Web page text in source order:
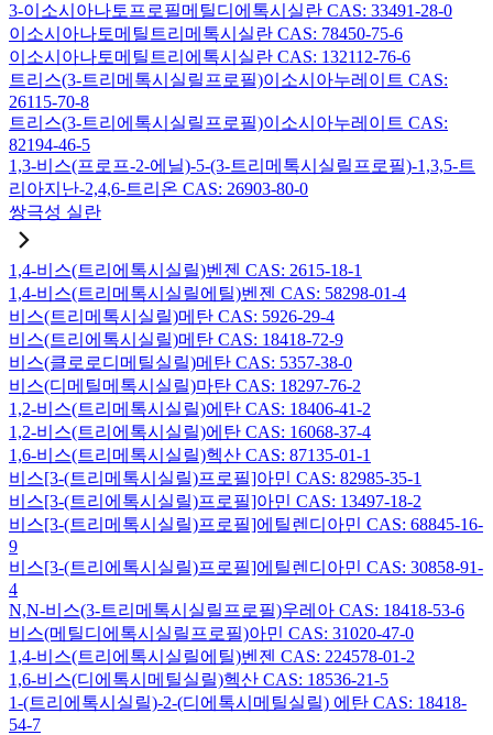
3-이소시아나토프로필메틸디에톡시실란 CAS: 33491-28-0
이소시아나토메틸트리메톡시실란 CAS: 78450-75-6
이소시아나토메틸트리에톡시실란 CAS: 132112-76-6
트리스(3-트리메톡시실릴프로필)이소시아누레이트 CAS:
26115-70-8
트리스(3-트리에톡시실릴프로필)이소시아누레이트 CAS:
82194-46-5
1,3-비스(프로프-2-에닐)-5-(3-트리메톡시실릴프로필)-1,3,5-트
리아지난-2,4,6-트리온 CAS: 26903-80-0
쌍극성 실란
1,4-비스(트리에톡시실릴)벤젠 CAS: 2615-18-1
1,4-비스(트리메톡시실릴에틸)벤젠 CAS: 58298-01-4
비스(트리메톡시실릴)메탄 CAS: 5926-29-4
비스(트리에톡시실릴)메탄 CAS: 18418-72-9
비스(클로로디메틸실릴)메탄 CAS: 5357-38-0
비스(디메틸메톡시실릴)마탄 CAS: 18297-76-2
1,2-비스(트리메톡시실릴)에탄 CAS: 18406-41-2
1,2-비스(트리에톡시실릴)에탄 CAS: 16068-37-4
1,6-비스(트리메톡시실릴)헥산 CAS: 87135-01-1
비스[3-(트리메톡시실릴)프로필]아민 CAS: 82985-35-1
비스[3-(트리에톡시실릴)프로필]아민 CAS: 13497-18-2
비스[3-(트리메톡시실릴)프로필]에틸렌디아민 CAS: 68845-16-
9
비스[3-(트리에톡시실릴)프로필]에틸렌디아민 CAS: 30858-91-
4
N,N-비스(3-트리메톡시실릴프로필)우레아 CAS: 18418-53-6
비스(메틸디에톡시실릴프로필)아민 CAS: 31020-47-0
1,4-비스(트리에톡시실릴에틸)벤젠 CAS: 224578-01-2
1,6-비스(디에톡시메틸실릴)헥산 CAS: 18536-21-5
1-(트리에톡시실릴)-2-(디에톡시메틸실릴) 에탄 CAS: 18418-
54-7